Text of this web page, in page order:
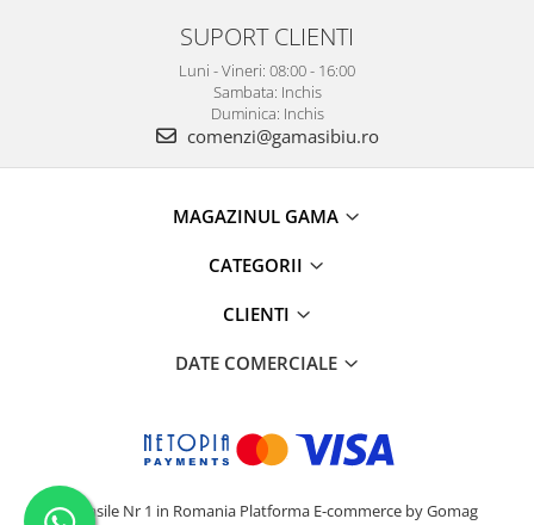
SUPORT CLIENTI
Luni - Vineri: 08:00 - 16:00
Sambata: Inchis
Duminica: Inchis
comenzi@gamasibiu.ro
MAGAZINUL GAMA
CATEGORII
CLIENTI
DATE COMERCIALE
Camasile Nr 1 in Romania Platforma E-commerce by Gomag